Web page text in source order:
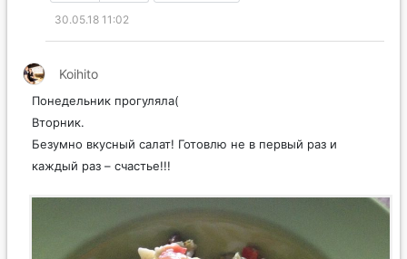
30.05.18 11:02
Koihito
Понедельник прогуляла(
Вторник.
Безумно вкусный салат! Готовлю не в первый раз и
каждый раз – счастье!!!